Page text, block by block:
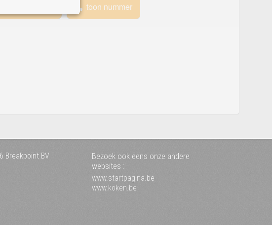
toon nummer
Breakpoint BV
Bezoek ook eens onze andere
websites :
www.startpagina.be
www.koken.be